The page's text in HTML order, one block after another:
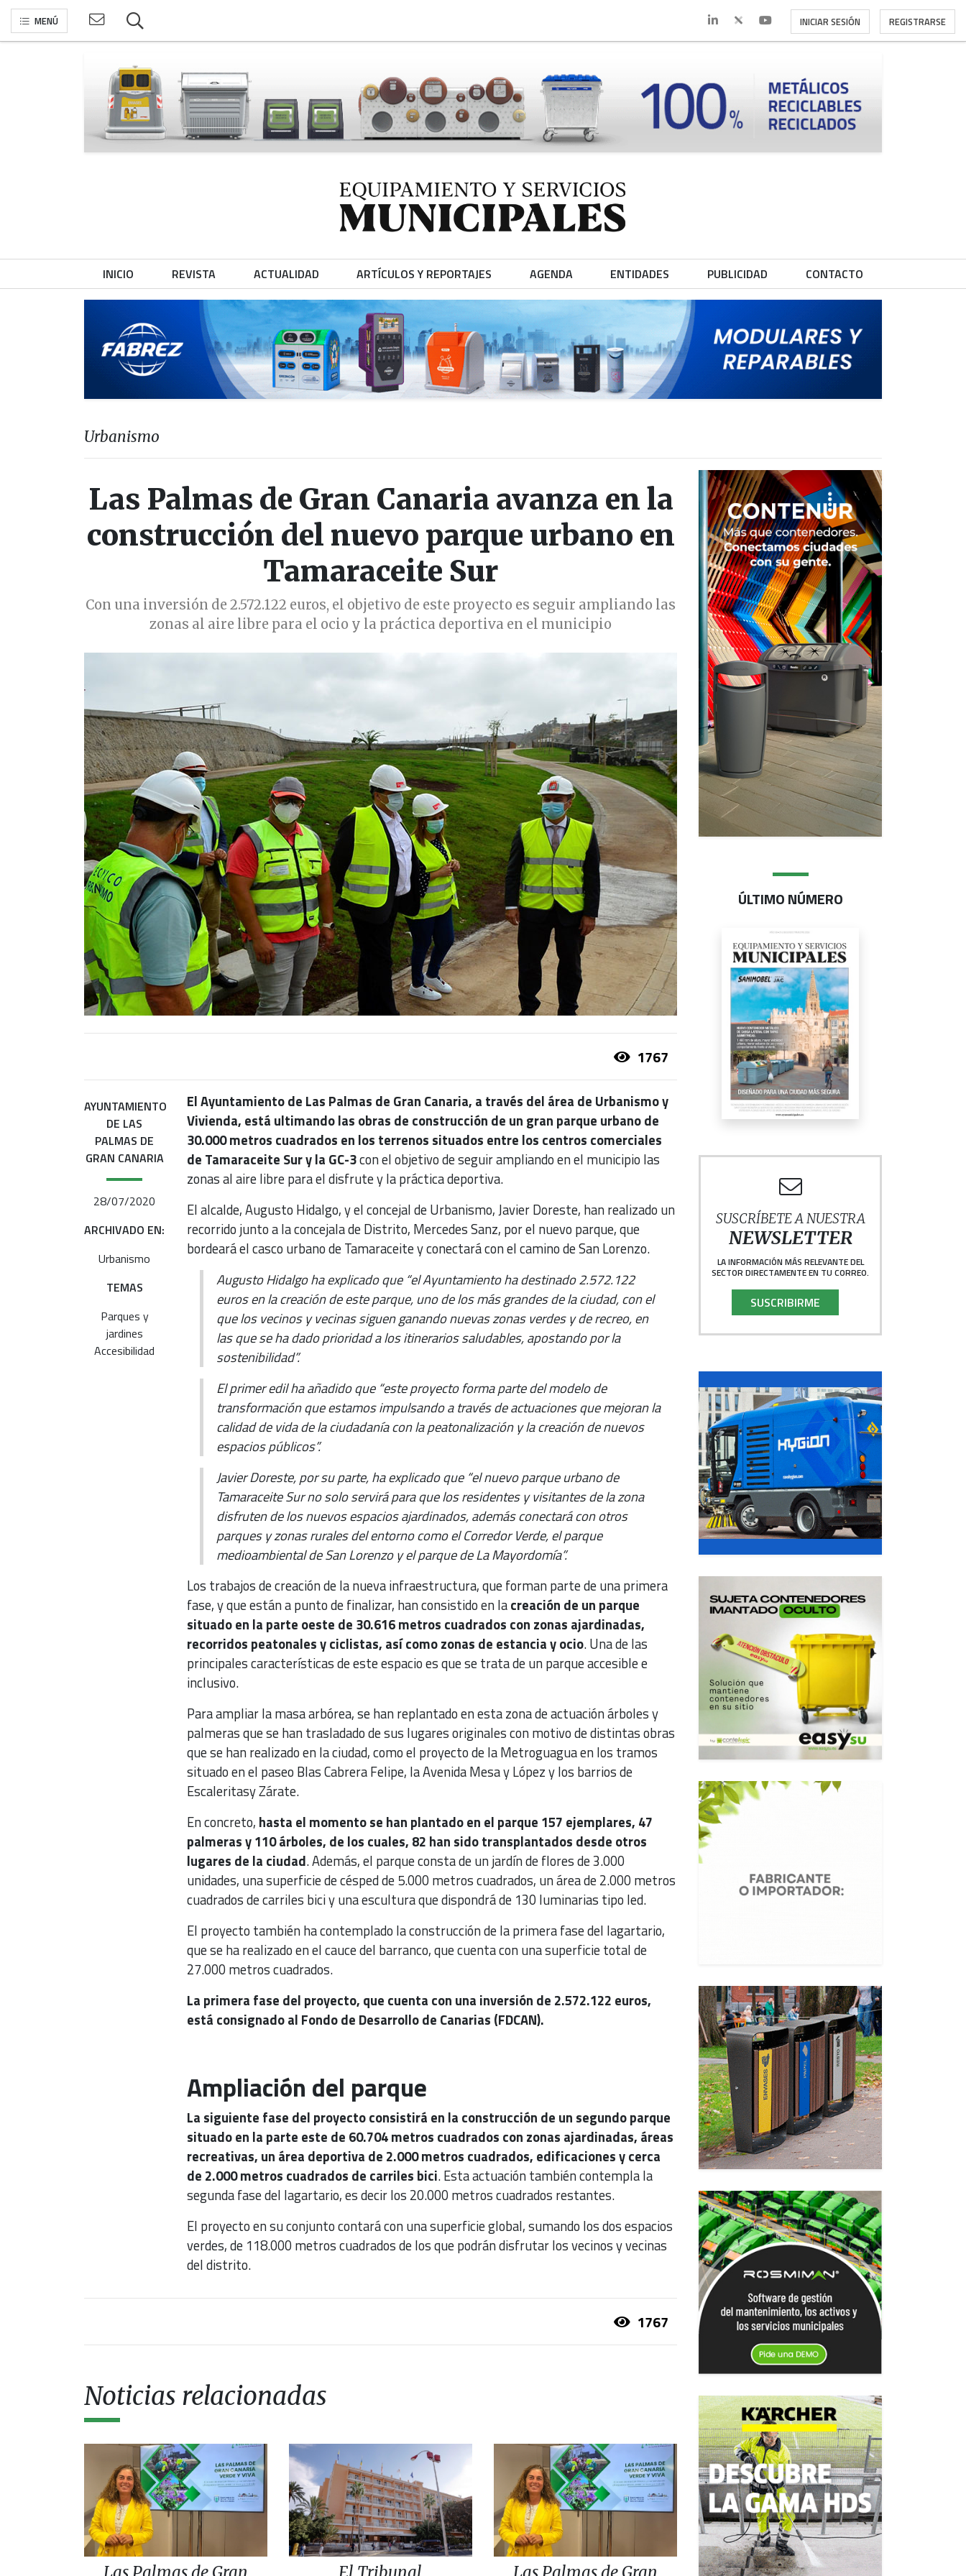
MENÚ INICIAR SESIÓN REGISTRARSE
INICIO REVISTA ACTUALIDAD ARTÍCULOS Y REPORTAJES AGENDA ENTIDADES PUBLICIDAD CONTACTO
Urbanismo
Las Palmas de Gran Canaria avanza en la
construcción del nuevo parque urbano en
Tamaraceite Sur
Con una inversión de 2.572.122 euros, el objetivo de este proyecto es seguir ampliando las
zonas al aire libre para el ocio y la práctica deportiva en el municipio
1767
AYUNTAMIENTO
DE LAS
PALMAS DE
GRAN CANARIA
28/07/2020
ARCHIVADO EN:
Urbanismo
TEMAS
Parques y
jardines
Accesibilidad
El Ayuntamiento de Las Palmas de Gran Canaria, a través del área de Urbanismo y
Vivienda, está ultimando las obras de construcción de un gran parque urbano de
30.000 metros cuadrados en los terrenos situados entre los centros comerciales
de Tamaraceite Sur y la GC-3con el objetivo de seguir ampliando en el municipio las
zonas al aire libre para el disfrute y la práctica deportiva.
El alcalde, Augusto Hidalgo, y el concejal de Urbanismo, Javier Doreste, han realizado un
recorrido junto a la concejala de Distrito, Mercedes Sanz, por el nuevo parque, que
bordeará el casco urbano de Tamaraceite y conectará con el camino de San Lorenzo.
Augusto Hidalgo ha explicado que “el Ayuntamiento ha destinado 2.572.122
euros en la creación de este parque, uno de los más grandes de la ciudad, con el
que los vecinos y vecinas siguen ganando nuevas zonas verdes y de recreo, en
las que se ha dado prioridad a los itinerarios saludables, apostando por la
sostenibilidad”.
El primer edil ha añadido que “este proyecto forma parte del modelo de
transformación que estamos impulsando a través de actuaciones que mejoran la
calidad de vida de la ciudadanía con la peatonalización y la creación de nuevos
espacios públicos”.
Javier Doreste, por su parte, ha explicado que “el nuevo parque urbano de
Tamaraceite Sur no solo servirá para que los residentes y visitantes de la zona
disfruten de los nuevos espacios ajardinados, además conectará con otros
parques y zonas rurales del entorno como el Corredor Verde, el parque
medioambiental de San Lorenzo y el parque de La Mayordomía”.
Los trabajos de creación de la nueva infraestructura, que forman parte de una primera
fase, y que están a punto de finalizar, han consistido en lacreación de un parque
situado en la parte oeste de 30.616 metros cuadrados con zonas ajardinadas,
recorridos peatonales y ciclistas, así como zonas de estancia y ocio. Una de las
principales características de este espacio es que se trata de un parque accesible e
inclusivo.
Para ampliar la masa arbórea, se han replantado en esta zona de actuación árboles y
palmeras que se han trasladado de sus lugares originales con motivo de distintas obras
que se han realizado en la ciudad, como el proyecto de la Metroguagua en los tramos
situado en el paseo Blas Cabrera Felipe, la Avenida Mesa y López y los barrios de
Escaleritasy Zárate.
En concreto, hasta el momento se han plantado en el parque 157 ejemplares, 47
palmeras y 110 árboles, de los cuales, 82 han sido transplantados desde otros
lugares de la ciudad. Además, el parque consta de un jardín de flores de 3.000
unidades, una superficie de césped de 5.000 metros cuadrados, un área de 2.000 metros
cuadrados de carriles bici y una escultura que dispondrá de 130 luminarias tipo led.
El proyecto también ha contemplado la construcción de la primera fase del lagartario,
que se ha realizado en el cauce del barranco, que cuenta con una superficie total de
27.000 metros cuadrados.
La primera fase del proyecto, que cuenta con una inversión de 2.572.122 euros,
está consignado al Fondo de Desarrollo de Canarias (FDCAN).
Ampliación del parque
La siguiente fase del proyecto consistirá en la construcción de un segundo parque
situado en la parte este de 60.704 metros cuadrados con zonas ajardinadas, áreas
recreativas, un área deportiva de 2.000 metros cuadrados, edificaciones y cerca
de 2.000 metros cuadrados de carriles bici. Esta actuación también contempla la
segunda fase del lagartario, es decir los 20.000 metros cuadrados restantes.
El proyecto en su conjunto contará con una superficie global, sumando los dos espacios
verdes, de 118.000 metros cuadrados de los que podrán disfrutar los vecinos y vecinas
del distrito.
1767
Noticias relacionadas
ÚLTIMO NÚMERO
SUSCRÍBETE A NUESTRA
NEWSLETTER
LA INFORMACIÓN MÁS RELEVANTE DEL
SECTOR DIRECTAMENTE EN TU CORREO.
SUSCRIBIRME